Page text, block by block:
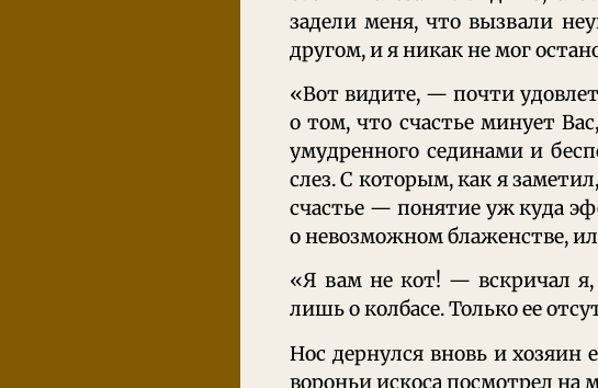
задели меня, что вызвали
другом, и я никак не мог
«Вот видите, — почти
о том, что счастье минует
умудренного сединами и
слез. С которым, как я
счастье — понятие уж куда
о невозможном блаженстве,
«Я вам не кот! — вскричал
лишь о колбасе. Только ее
Нос дернулся вновь и хозяин
вороньи искоса посмотрел на